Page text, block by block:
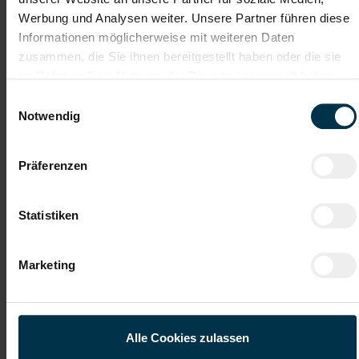
Werbung und Analysen weiter. Unsere Partner führen diese
Informationen möglicherweise mit weiteren Daten
zusammen, die Sie ihnen bereitgestellt haben oder die sie
Notwendig
Präferenzen
Statistiken
Marketing
Alle Cookies zulassen
0664 53 05 889
Kranführer in Tirol (m/w/d)
Industrie / handwerkliches Gewerbe